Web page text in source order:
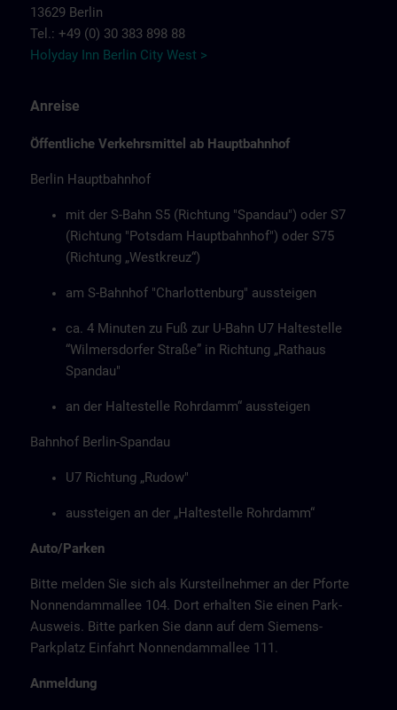
13629 Berlin
Tel.: +49 (0) 30 383 898 88
Holyday Inn Berlin City West >
Anreise
Öffentliche Verkehrsmittel ab Hauptbahnhof
Berlin Hauptbahnhof
mit der S-Bahn S5 (Richtung "Spandau") oder S7
(Richtung "Potsdam Hauptbahnhof") oder S75
(Richtung „Westkreuz“)
am S-Bahnhof "Charlottenburg" aussteigen
ca. 4 Minuten zu Fuß zur U-Bahn U7 Haltestelle
“Wilmersdorfer Straße” in Richtung „Rathaus
Spandau"
an der Haltestelle Rohrdamm“ aussteigen
Bahnhof Berlin-Spandau
U7 Richtung „Rudow"
aussteigen an der „Haltestelle Rohrdamm“
Auto/Parken
Bitte melden Sie sich als Kursteilnehmer an der Pforte
Nonnendammallee 104. Dort erhalten Sie einen Park-
Ausweis. Bitte parken Sie dann auf dem Siemens-
Parkplatz Einfahrt Nonnendammallee 111.
Anmeldung